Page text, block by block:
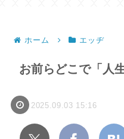
ホーム エッヂ
お前らどこで「人
2025.09.03 15:16